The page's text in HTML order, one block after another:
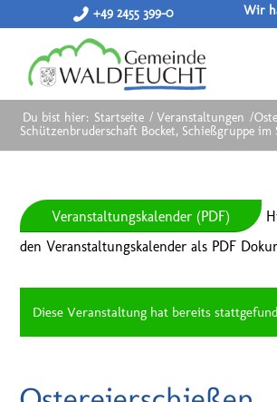
+49 2455 399-0 Wir
Du bist hier: Startseite / Veranstaltungen /
Schützenbruderschaft Bocket, Schießgruppe im
Veranstaltungskalender (PDF)
den Veranstaltungskalender als PDF
Diese Veranstaltung hat bereits